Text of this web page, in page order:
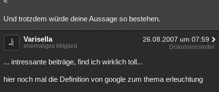
Und trotzdem würde deine Aussage so bestehen.
Varisella 26.08.2007 um 07:59
ehemaliges Mitglied Diskussionsleiter
... intressante beiträge, find ich wirklich toll...
hier noch mal die Definition von google zum thema erleuchtung